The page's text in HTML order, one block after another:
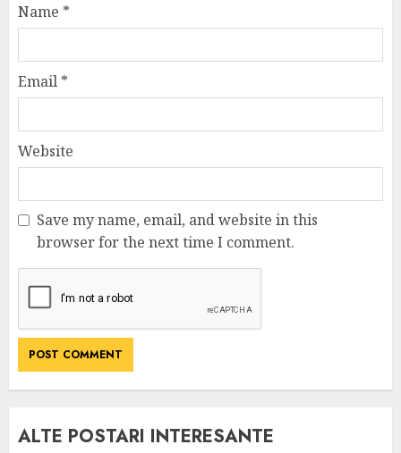
Name *
Email *
Website
Save my name, email, and website in this
browser for the next time I comment.
ALTE POSTARI INTERESANTE